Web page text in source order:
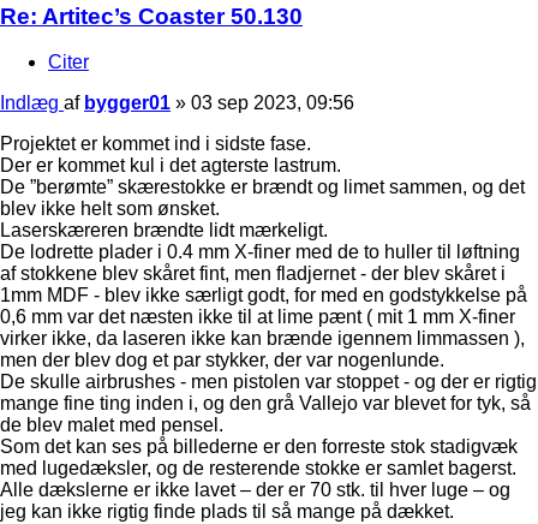
Re: Artitec’s Coaster 50.130
Citer
Indlæg af bygger01 » 03 sep 2023, 09:56
Projektet er kommet ind i sidste fase.
Der er kommet kul i det agterste lastrum.
De ”berømte” skærestokke er brændt og limet sammen, og det
blev ikke helt som ønsket.
Laserskæreren brændte lidt mærkeligt.
De lodrette plader i 0.4 mm X-finer med de to huller til løftning
af stokkene blev skåret fint, men fladjernet - der blev skåret i
1mm MDF - blev ikke særligt godt, for med en godstykkelse på
0,6 mm var det næsten ikke til at lime pænt ( mit 1 mm X-finer
virker ikke, da laseren ikke kan brænde igennem limmassen ),
men der blev dog et par stykker, der var nogenlunde.
De skulle airbrushes - men pistolen var stoppet - og der er rigtig
mange fine ting inden i, og den grå Vallejo var blevet for tyk, så
de blev malet med pensel.
Som det kan ses på billederne er den forreste stok stadigvæk
med lugedæksler, og de resterende stokke er samlet bagerst.
Alle dækslerne er ikke lavet – der er 70 stk. til hver luge – og
jeg kan ikke rigtig finde plads til så mange på dækket.